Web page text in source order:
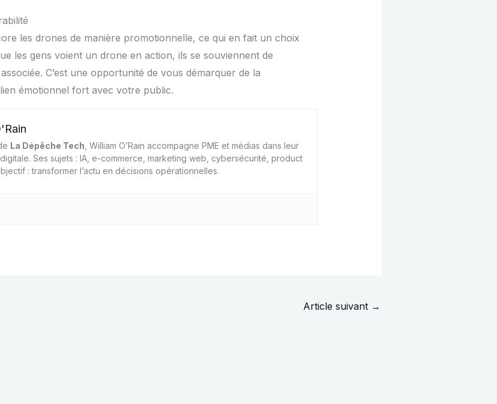
les drones de manière promotionnelle, ce qui en fait un choix
les gens voient un drone en action, ils se souviennent de
C’est une opportunité de vous démarquer de la
émotionnel fort avec votre public.
La Dépêche Tech , William O’Rain accompagne PME et médias dans leur
Ses sujets : IA, e-commerce, marketing web, cybersécurité, product
: transformer l’actu en décisions opérationnelles.
Article suivant →